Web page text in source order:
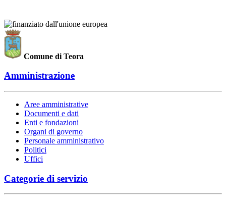
Comune di Teora
Amministrazione
Aree amministrative
Documenti e dati
Enti e fondazioni
Organi di governo
Personale amministrativo
Politici
Uffici
Categorie di servizio